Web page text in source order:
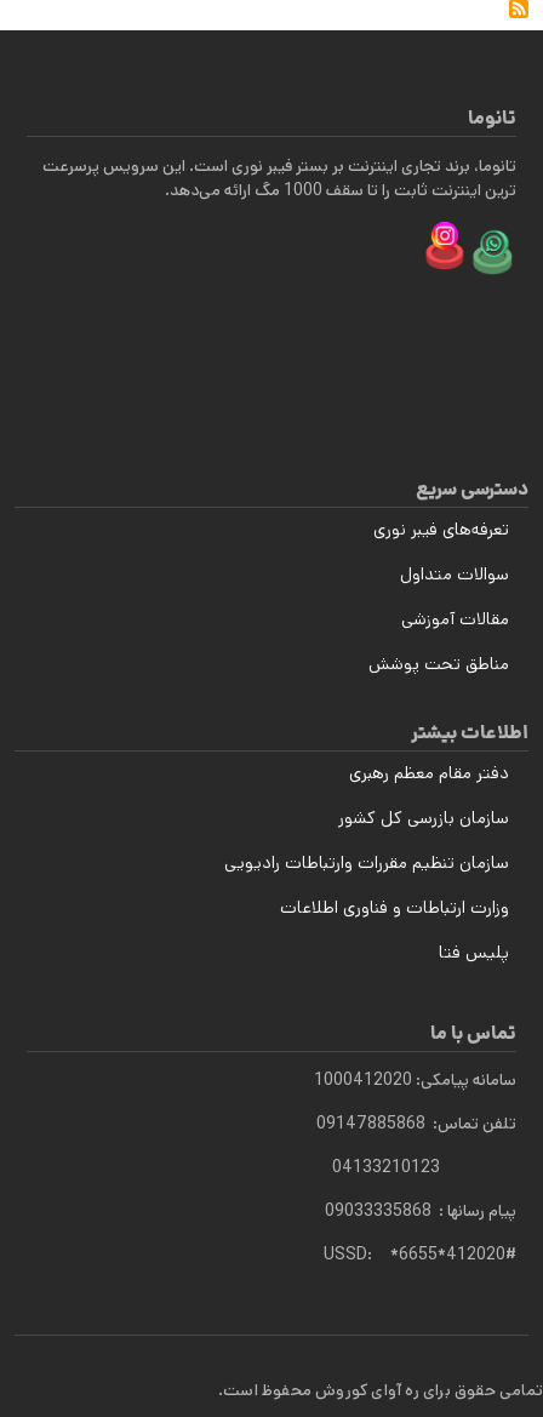
تانوما
تانوما، برند تجاری اینترنت بر بستر فیبر نوری است. این سرویس پرسرعت
ترین اینترنت ثابت را تا سقف 1000 مگ ارائه می‌دهد.
دسترسی سریع
تعرفه‌های فیبر نوری
سوالات متداول
مقالات آموزشی
مناطق تحت پوشش
اطلاعات بیشتر
دفتر مقام معظم رهبری
سازمان بازرسی کل کشور
سازمان تنظیم مقررات وارتباطات رادیویی
وزارت ارتباطات و فناوری اطلاعات
پلیس فتا
تماس با ما
سامانه پیامکی: 1000412020
تلفن تماس: 09147885868
پیام رسانها : 09033335868
USSD: *6655*412020#
تمامی حقوق برای ره آوای کوروش محفوظ است.